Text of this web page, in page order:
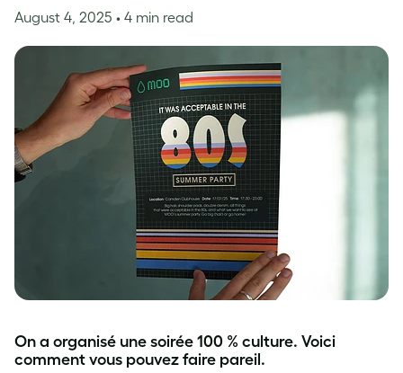
August 4, 2025 • 4 min read
On a organisé une soirée 100 % culture. Voici
comment vous pouvez faire pareil.